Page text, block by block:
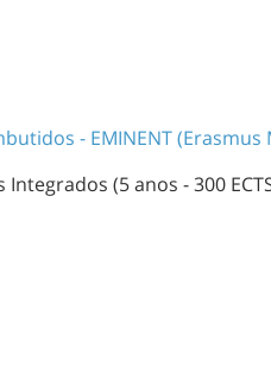
- EMINENT (Erasmus
(5 anos - 300